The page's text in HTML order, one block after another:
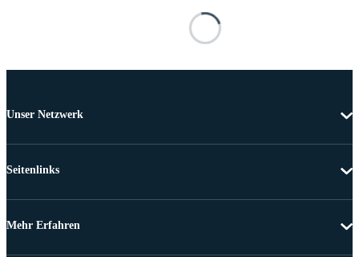
Unser Netzwerk
Seitenlinks
Mehr Erfahren